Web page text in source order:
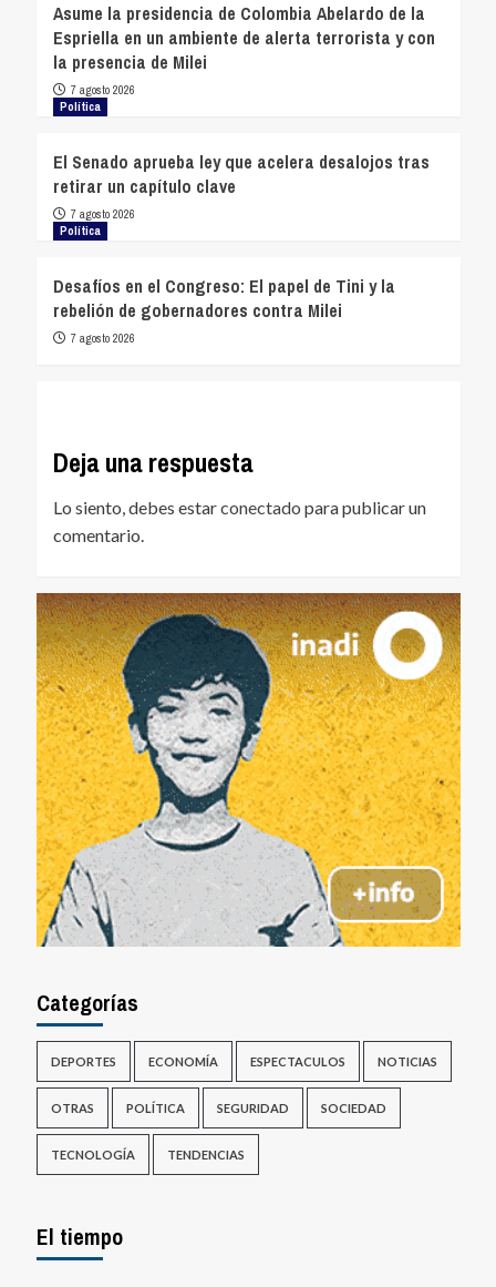
Asume la presidencia de Colombia Abelardo de la
Espriella en un ambiente de alerta terrorista y con
la presencia de Milei
7 agosto 2026
Política
El Senado aprueba ley que acelera desalojos tras
retirar un capítulo clave
7 agosto 2026
Política
Desafíos en el Congreso: El papel de Tini y la
rebelión de gobernadores contra Milei
7 agosto 2026
Deja una respuesta
Lo siento, debes estarconectado para publicar un
comentario.
Categorías
DEPORTES ECONOMÍA ESPECTACULOS NOTICIAS
OTRAS POLÍTICA SEGURIDAD SOCIEDAD
TECNOLOGÍA TENDENCIAS
El tiempo